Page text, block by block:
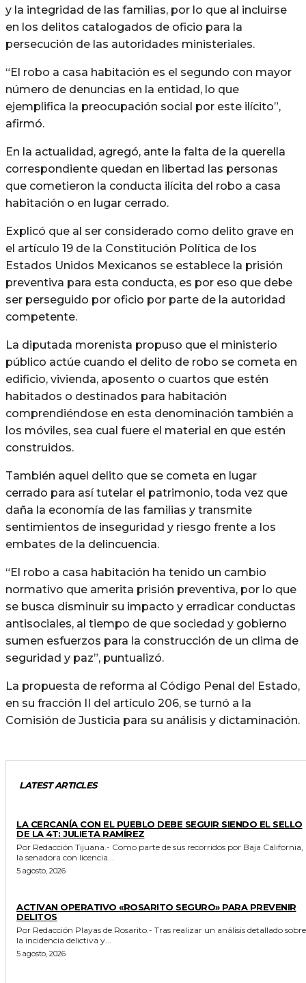
y la integridad de las familias, por lo que al incluirse
en los delitos catalogados de oficio para la
persecución de las autoridades ministeriales.
“El robo a casa habitación es el segundo con mayor
número de denuncias en la entidad, lo que
ejemplifica la preocupación social por este ilícito”,
afirmó.
En la actualidad, agregó, ante la falta de la querella
correspondiente quedan en libertad las personas
que cometieron la conducta ilícita del robo a casa
habitación o en lugar cerrado.
Explicó que al ser considerado como delito grave en
el artículo 19 de la Constitución Política de los
Estados Unidos Mexicanos se establece la prisión
preventiva para esta conducta, es por eso que debe
ser perseguido por oficio por parte de la autoridad
competente.
La diputada morenista propuso que el ministerio
público actúe cuando el delito de robo se cometa en
edificio, vivienda, aposento o cuartos que estén
habitados o destinados para habitación
comprendiéndose en esta denominación también a
los móviles, sea cual fuere el material en que estén
construidos.
También aquel delito que se cometa en lugar
cerrado para así tutelar el patrimonio, toda vez que
daña la economía de las familias y transmite
sentimientos de inseguridad y riesgo frente a los
embates de la delincuencia.
“El robo a casa habitación ha tenido un cambio
normativo que amerita prisión preventiva, por lo que
se busca disminuir su impacto y erradicar conductas
antisociales, al tiempo de que sociedad y gobierno
sumen esfuerzos para la construcción de un clima de
seguridad y paz”, puntualizó.
La propuesta de reforma al Código Penal del Estado,
en su fracción II del artículo 206, se turnó a la
Comisión de Justicia para su análisis y dictaminación.
LATEST ARTICLES
LA CERCANÍA CON EL PUEBLO DEBE SEGUIR SIENDO EL SELLO
DE LA 4T: JULIETA RAMÍREZ
Por Redacción Tijuana.- Como parte de sus recorridos por Baja California,
la senadora con licencia...
5 agosto, 2026
ACTIVAN OPERATIVO «ROSARITO SEGURO» PARA PREVENIR
DELITOS
Por Redacción Playas de Rosarito.- Tras realizar un análisis detallado sobre
la incidencia delictiva y...
5 agosto, 2026